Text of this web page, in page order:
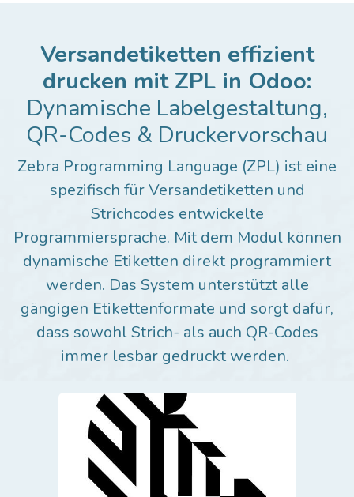
Versandetiketten effizient
drucken mit ZPL in Odoo:
Dynamische Labelgestaltung,
QR-Codes & Druckervorschau
Zebra Programming Language (ZPL) ist eine
spezifisch für Versandetiketten und
Strichcodes entwickelte
Programmiersprache. Mit dem Modul können
dynamische Etiketten direkt programmiert
werden. Das System unterstützt alle
gängigen Etikettenformate und sorgt dafür,
dass sowohl Strich- als auch QR-Codes
immer lesbar gedruckt werden.